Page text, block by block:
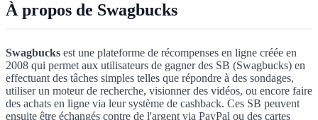
À propos de Swagbucks
Swagbucks est une plateforme de récompenses en ligne créée en
2008 qui permet aux utilisateurs de gagner des SB (Swagbucks) en
effectuant des tâches simples telles que répondre à des sondages,
utiliser un moteur de recherche, visionner des vidéos, ou encore faire
des achats en ligne via leur système de cashback. Ces SB peuvent
ensuite être échangés contre de l'argent via PayPal ou des cartes